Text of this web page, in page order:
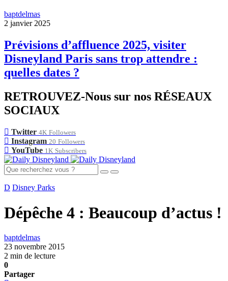
baptdelmas
2 janvier 2025
Prévisions d’affluence 2025, visiter
Disneyland Paris sans trop attendre :
quelles dates ?
RETROUVEZ-Nous sur nos RÉSEAUX
SOCIAUX
Twitter 4K Followers
Instagram 20 Followers
YouTube 1K Subscribers
D Disney Parks
Dépêche 4 : Beaucoup d’actus !
baptdelmas
23 novembre 2015
2 min de lecture
0
Partager